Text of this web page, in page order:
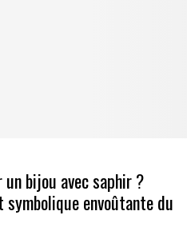
bijou avec saphir ?
envoûtante du